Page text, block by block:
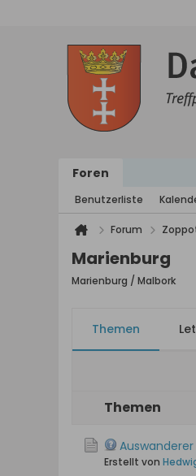
Foren
Benutzerliste
Forum
Marienburg
Marienburg / Malbork
Themen
Themen
Erstellt von